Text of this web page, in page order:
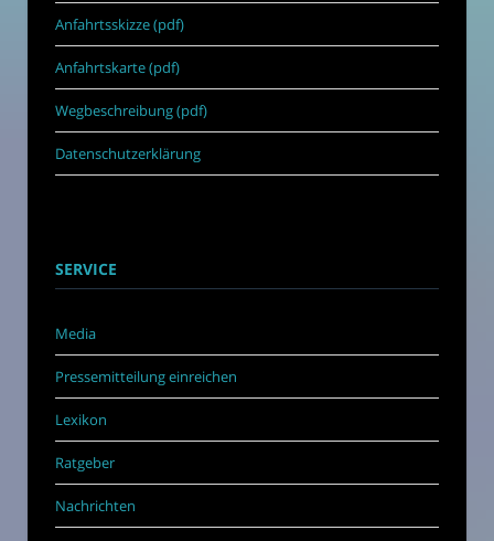
Anfahrtsskizze (pdf)
Anfahrtskarte (pdf)
Wegbeschreibung (pdf)
Datenschutzerklärung
SERVICE
Media
Pressemitteilung einreichen
Lexikon
Ratgeber
Nachrichten